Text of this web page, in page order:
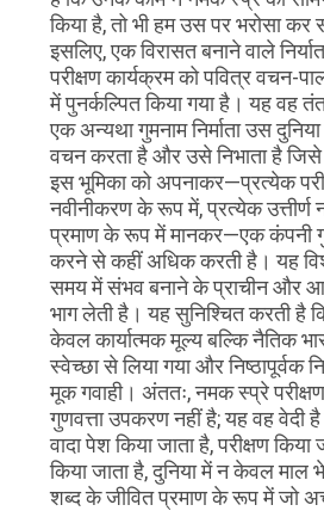
किया है, तो भी हम उस पर भरोसा
इसलिए, एक विरासत बनाने वाले
परीक्षण कार्यक्रम को पवित्र वचन-
में पुनर्कल्पित किया गया है। यह वह
एक अन्यथा गुमनाम निर्माता उस
वचन करता है और उसे निभाता है
इस भूमिका को अपनाकर—प्रत्येक
नवीनीकरण के रूप में, प्रत्येक उत्तीर्ण
प्रमाण के रूप में मानकर—एक कंपनी
करने से कहीं अधिक करती है। यह
समय में संभव बनाने के प्राचीन और
भाग लेती है। यह सुनिश्चित करती है
केवल कार्यात्मक मूल्य बल्कि नैतिक
स्वेच्छा से लिया गया और निष्ठापूर्वक
मूक गवाही। अंततः, नमक स्प्रे
गुणवत्ता उपकरण नहीं है; यह वह वेदी है
वादा पेश किया जाता है, परीक्षण
किया जाता है, दुनिया में न केवल माल
शब्द के जीवित प्रमाण के रूप में जो